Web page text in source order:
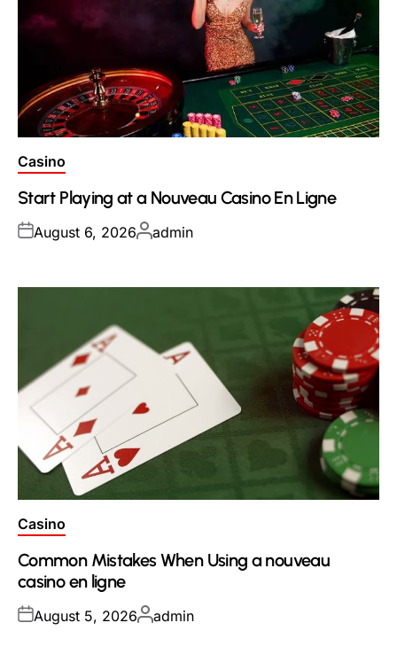
Posted
Casino
Start Playing at a Nouveau Casino En Ligne
Posted
August 6, 2026Posted
admin
Posted
Casino
Common Mistakes When Using a nouveau
casino en ligne
Posted
August 5, 2026Posted
admin